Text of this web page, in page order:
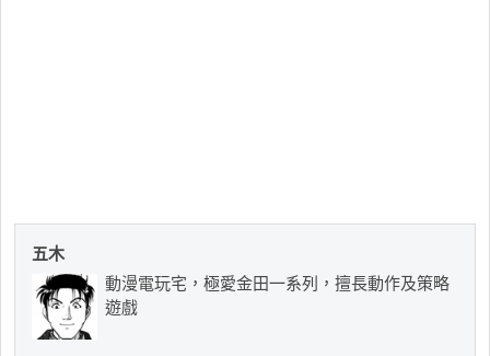
五木
動漫電玩宅，極愛金田一系列，擅長動作及策略
遊戲